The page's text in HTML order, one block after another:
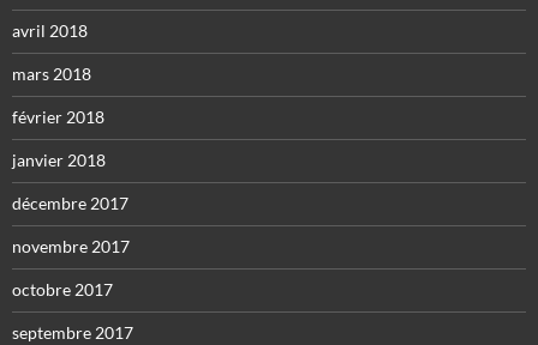
avril 2018
mars 2018
février 2018
janvier 2018
décembre 2017
novembre 2017
octobre 2017
septembre 2017